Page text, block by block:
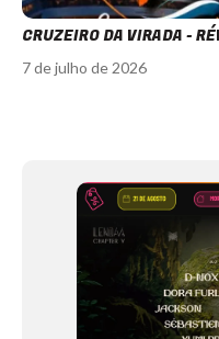
CRUZEIRO DA VIRADA -
7 de julho de 2026